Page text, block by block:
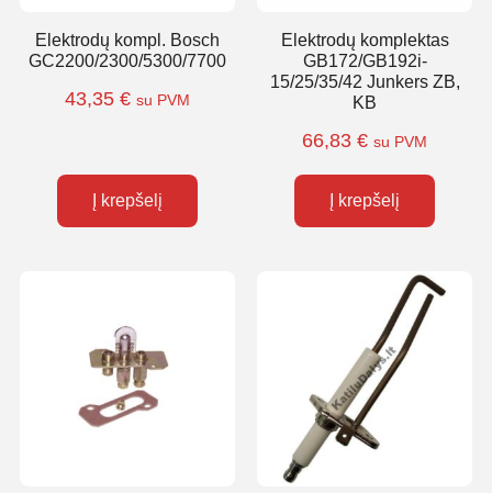
Elektrodų kompl. Bosch
GC2200/2300/5300/7700
43,35 € su PVM
Į krepšelį
Elektrodų komplektas
GB172/GB192i-
15/25/35/42 Junkers ZB,
KB
66,83 € su PVM
Į krepšelį